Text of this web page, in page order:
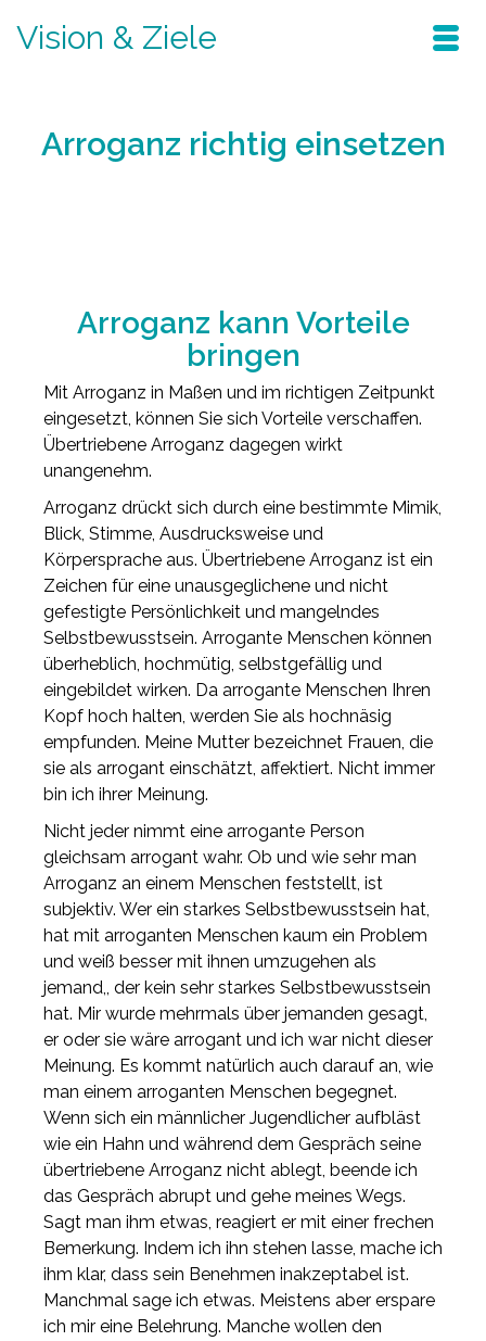
Vision & Ziele
Arroganz richtig einsetzen
Arroganz kann Vorteile
bringen
Mit Arroganz in Maßen und im richtigen Zeitpunkt
eingesetzt, können Sie sich Vorteile verschaffen.
Übertriebene Arroganz dagegen wirkt
unangenehm.
Arroganz drückt sich durch eine bestimmte Mimik,
Blick, Stimme, Ausdrucksweise und
Körpersprache aus. Übertriebene Arroganz ist ein
Zeichen für eine unausgeglichene und nicht
gefestigte Persönlichkeit und mangelndes
Selbstbewusstsein. Arrogante Menschen können
überheblich, hochmütig, selbstgefällig und
eingebildet wirken. Da arrogante Menschen Ihren
Kopf hoch halten, werden Sie als hochnäsig
empfunden. Meine Mutter bezeichnet Frauen, die
sie als arrogant einschätzt, affektiert. Nicht immer
bin ich ihrer Meinung.
Nicht jeder nimmt eine arrogante Person
gleichsam arrogant wahr. Ob und wie sehr man
Arroganz an einem Menschen feststellt, ist
subjektiv. Wer ein starkes Selbstbewusstsein hat,
hat mit arroganten Menschen kaum ein Problem
und weiß besser mit ihnen umzugehen als
jemand,, der kein sehr starkes Selbstbewusstsein
hat. Mir wurde mehrmals über jemanden gesagt,
er oder sie wäre arrogant und ich war nicht dieser
Meinung. Es kommt natürlich auch darauf an, wie
man einem arroganten Menschen begegnet.
Wenn sich ein männlicher Jugendlicher aufbläst
wie ein Hahn und während dem Gespräch seine
übertriebene Arroganz nicht ablegt, beende ich
das Gespräch abrupt und gehe meines Wegs.
Sagt man ihm etwas, reagiert er mit einer frechen
Bemerkung. Indem ich ihn stehen lasse, mache ich
ihm klar, dass sein Benehmen inakzeptabel ist.
Manchmal sage ich etwas. Meistens aber erspare
ich mir eine Belehrung. Manche wollen den